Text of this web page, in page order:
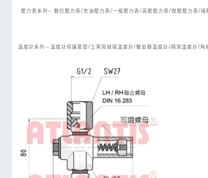
壓力表系列─ 數位壓力表/充油壓力表/一般壓力表/高壓壓力表/微壓壓力表/
溫度計系列－溫度計保護套管/工業用玻璃溫度計/雙金屬溫度計/隔測溫度計/